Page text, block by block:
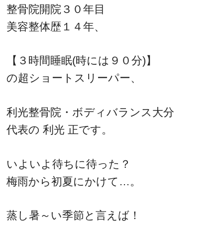
整骨院開院３０年目
美容整体歴１４年、
【３時間睡眠(時には９０分)】
の超ショートスリーパー、
利光整骨院・ボディバランス大分
代表の 利光 正です。
いよいよ待ちに待った？
梅雨から初夏にかけて…。
蒸し暑～い季節と言えば！